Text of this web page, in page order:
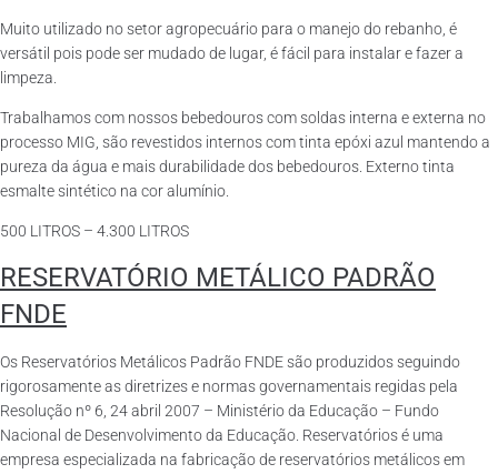
Muito utilizado no setor agropecuário para o manejo do rebanho, é
versátil pois pode ser mudado de lugar, é fácil para instalar e fazer a
limpeza.
Trabalhamos com nossos bebedouros com soldas interna e externa no
processo MIG, são revestidos internos com tinta epóxi azul mantendo a
pureza da água e mais durabilidade dos bebedouros. Externo tinta
esmalte sintético na cor alumínio.
500 LITROS – 4.300 LITROS
RESERVATÓRIO METÁLICO PADRÃO
FNDE
Os Reservatórios Metálicos Padrão FNDE são produzidos seguindo
rigorosamente as diretrizes e normas governamentais regidas pela
Resolução nº 6, 24 abril 2007 – Ministério da Educação – Fundo
Nacional de Desenvolvimento da Educação. Reservatórios é uma
empresa especializada na fabricação de reservatórios metálicos em